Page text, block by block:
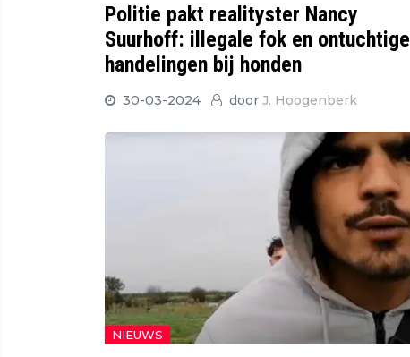
Politie pakt realityster Nancy
Suurhoff: illegale fok en ontuchtige
handelingen bij honden
30-03-2024 door J. Hoogenberk
NIEUWS